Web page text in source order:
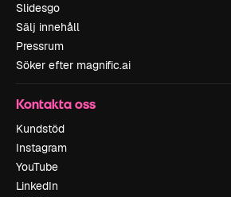
Slidesgo
Sälj innehåll
Pressrum
Söker efter magnific.ai
Kontakta oss
Kundstöd
Instagram
YouTube
LinkedIn